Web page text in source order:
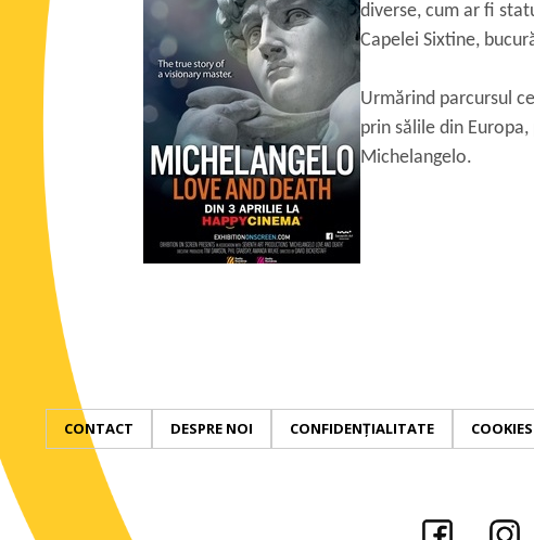
diverse, cum ar fi
Capelei Sixtine,
Urmărind parcursul
prin sălile din
Michelangelo.
CONTACT DESPRE NOI CONFIDENȚIALITATE COOKIES